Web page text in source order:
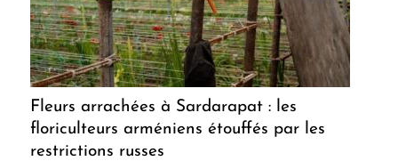
Fleurs arrachées à Sardarapat : les
floriculteurs arméniens étouffés par les
restrictions russes